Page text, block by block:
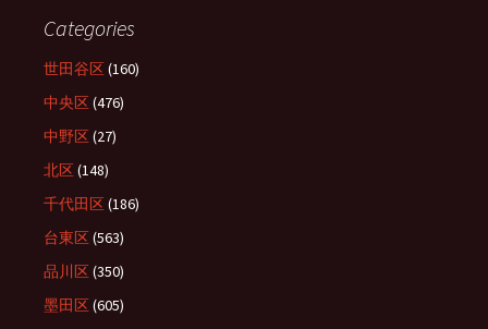
Categories
世田谷区(160)
中央区(476)
中野区(27)
北区(148)
千代田区(186)
台東区(563)
品川区(350)
墨田区(605)